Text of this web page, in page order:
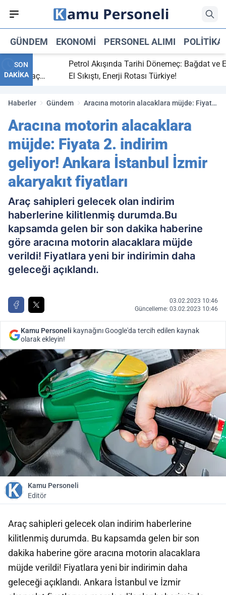
GÜNDEM EKONOMI PERSONEL ALIMI POLITIKA
SON
DAKİKA
bitti,
maç
Petrol Akışında Tarihi Dönemeç: Bağdat ve
El Sıkıştı, Enerji Rotası Türkiye!
Haberler Gündem
Aracına motorin alacaklara müjde: Fiyata
akaryakıt fiyatları
Aracına motorin alacaklara
müjde: Fiyata 2. indirim
geliyor! Ankara İstanbul İzmir
akaryakıt fiyatları
Araç sahipleri gelecek olan indirim
haberlerine kilitlenmiş durumda.Bu
kapsamda gelen bir son dakika haberine
göre aracına motorin alacaklara müjde
verildi! Fiyatlara yeni bir indirimin daha
geleceği açıklandı.
03.02.2023 10:46
Güncelleme: 03.02.2023 10:46
Kamu Personeli kaynağını Google'da tercih edilen kaynak
olarak ekleyin!
Kamu Personeli
Editör
Araç sahipleri gelecek olan indirim haberlerine
kilitlenmiş durumda. Bu kapsamda gelen bir son
dakika haberine göre aracına motorin alacaklara
müjde verildi! Fiyatlara yeni bir indirimin daha
geleceği açıklandı. Ankara İstanbul ve İzmir